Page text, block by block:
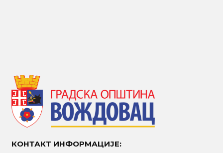
КОНТАКТ ИНФОРМАЦИЈЕ: